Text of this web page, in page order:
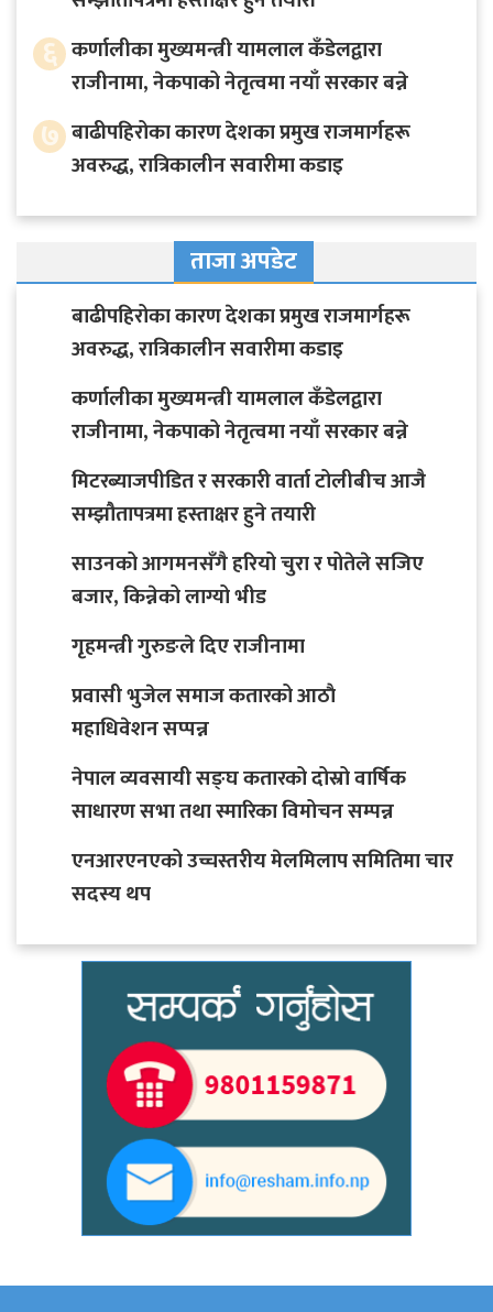
६ कर्णालीका मुख्यमन्त्री यामलाल कँडेलद्वारा
राजीनामा, नेकपाको नेतृत्वमा नयाँ सरकार बन्ने
७ बाढीपहिरोका कारण देशका प्रमुख राजमार्गहरू
अवरुद्ध, रात्रिकालीन सवारीमा कडाइ
ताजा अपडेट
बाढीपहिरोका कारण देशका प्रमुख राजमार्गहरू
अवरुद्ध, रात्रिकालीन सवारीमा कडाइ
कर्णालीका मुख्यमन्त्री यामलाल कँडेलद्वारा
राजीनामा, नेकपाको नेतृत्वमा नयाँ सरकार बन्ने
मिटरब्याजपीडित र सरकारी वार्ता टोलीबीच आजै
सम्झौतापत्रमा हस्ताक्षर हुने तयारी
साउनको आगमनसँगै हरियो चुरा र पोतेले सजिए
बजार, किन्नेको लाग्यो भीड
गृहमन्त्री गुरुङले दिए राजीनामा
प्रवासी भुजेल समाज कतारको आठाै
महाधिवेशन सप्पन्न
नेपाल व्यवसायी सङ्घ कतारको दोस्रो वार्षिक
साधारण सभा तथा स्मारिका विमोचन सम्पन्न
एनआरएनएको उच्चस्तरीय मेलमिलाप समितिमा चार
सदस्य थप